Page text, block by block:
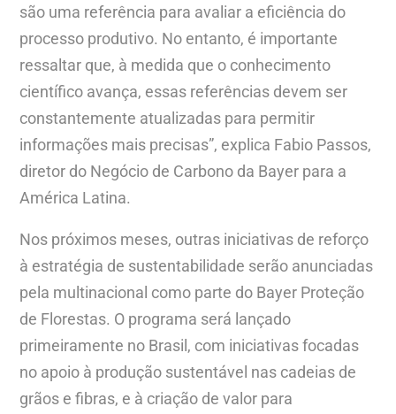
são uma referência para avaliar a eficiência do
processo produtivo. No entanto, é importante
ressaltar que, à medida que o conhecimento
científico avança, essas referências devem ser
constantemente atualizadas para permitir
informações mais precisas”, explica Fabio Passos,
diretor do Negócio de Carbono da Bayer para a
América Latina.
Nos próximos meses, outras iniciativas de reforço
à estratégia de sustentabilidade serão anunciadas
pela multinacional como parte do Bayer Proteção
de Florestas. O programa será lançado
primeiramente no Brasil, com iniciativas focadas
no apoio à produção sustentável nas cadeias de
grãos e fibras, e à criação de valor para